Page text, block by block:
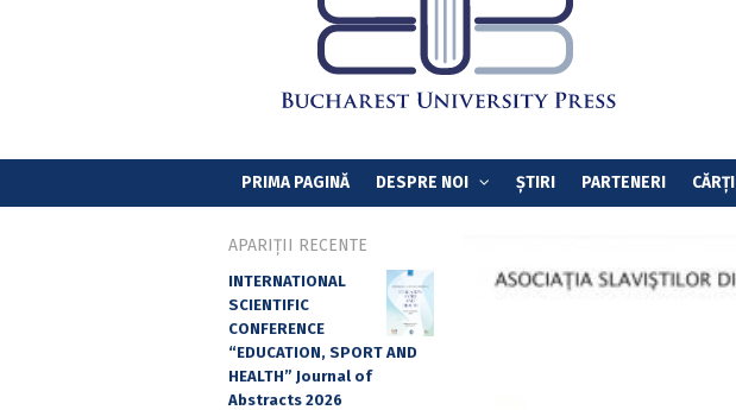
PRIMA PAGINĂ DESPRE NOI ȘTIRI PARTENERI CĂRȚI
APARIȚII RECENTE
INTERNATIONAL
SCIENTIFIC
CONFERENCE
“EDUCATION, SPORT AND
HEALTH” Journal of
Abstracts 2026